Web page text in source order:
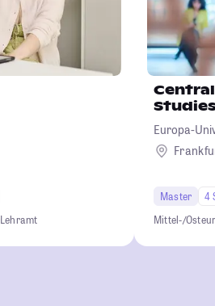
Lehramt
Europa-
Master
4
Mittel-/